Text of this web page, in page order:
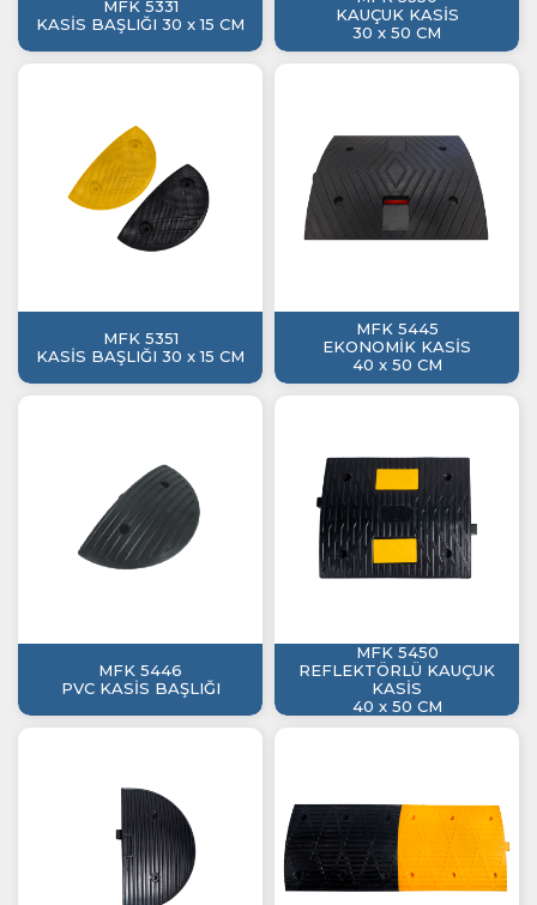
MFK 5331
KASİS BAŞLIĞI 30 x 15 CM
KAUÇUK KASİS
30 x 50 CM
MFK 5351
KASİS BAŞLIĞI 30 x 15 CM
MFK 5445
EKONOMİK KASİS
40 x 50 CM
MFK 5446
PVC KASİS BAŞLIĞI
MFK 5450
REFLEKTÖRLÜ KAUÇUK
KASİS
40 x 50 CM